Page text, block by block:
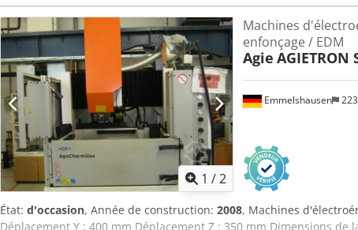
1 /2
Emmelshausen
Machines
enfonçage / EDM
Agie AGIETRON
État: d'occasion, Année de construction: 2008, Machines
Déplacement Y : 400 mm Déplacement Z : 350 mm Dimensions de